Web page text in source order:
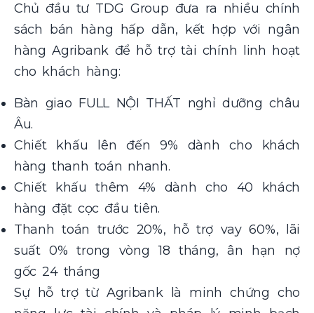
Chủ đầu tư TDG Group đưa ra nhiều chính
sách bán hàng hấp dẫn, kết hợp với ngân
hàng Agribank để hỗ trợ tài chính linh hoạt
cho khách hàng:
Bàn giao FULL NỘI THẤT nghỉ dưỡng châu
Âu.
Chiết khấu lên đến 9% dành cho khách
hàng thanh toán nhanh.
Chiết khấu thêm 4% dành cho 40 khách
hàng đặt cọc đầu tiên.
Thanh toán trước 20%, hỗ trợ vay 60%, lãi
suất 0% trong vòng 18 tháng, ân hạn nợ
gốc 24 tháng
Sự hỗ trợ từ Agribank là minh chứng cho